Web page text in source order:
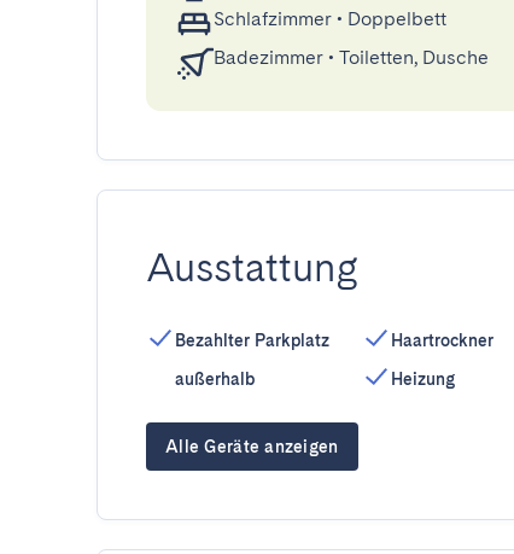
Schlafzimmer • Doppelbett
Badezimmer • Toiletten, Dusche
Ausstattung
Bezahlter Parkplatz
außerhalb
Haartrockner
Heizung
Alle Geräte anzeigen